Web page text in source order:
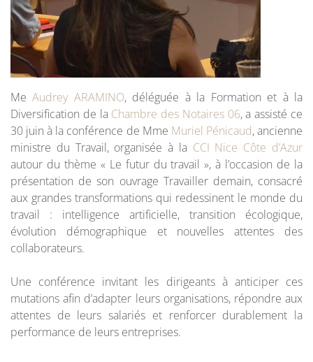
MeAudrey ARAMINO, déléguée à la Formation et à la
Diversification de la Chambre des Notaires 06, a assisté ce
30 juin à la conférence de Mme Muriel Pénicaud, ancienne
ministre du Travail, organisée à la CCI Nice Côte d’Azur
autour du thème « Le futur du travail », à l’occasion de la
présentation de son ouvrage Travailler demain, consacré
aux grandes transformations qui redessinent le monde du
travail : intelligence artificielle, transition écologique,
évolution démographique et nouvelles attentes des
collaborateurs.
Une conférence invitant les dirigeants à anticiper ces
mutations afin d’adapter leurs organisations, répondre aux
attentes de leurs salariés et renforcer durablement la
performance de leurs entreprises.